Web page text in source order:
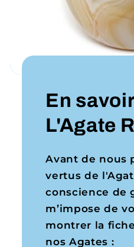
En
L'Agate
Avant de nous
vertus de
conscience de
m’impose de
montrer la
nos Agates :